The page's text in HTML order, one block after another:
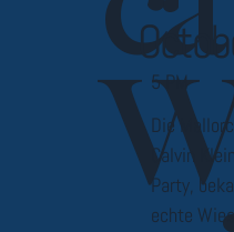
5 PM
Die
Calvin
Party,
echte